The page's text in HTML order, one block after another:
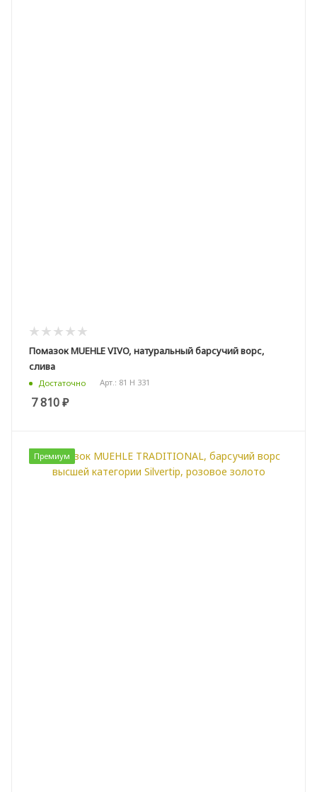
Помазок MUEHLE VIVO, натуральный барсучий ворс,
слива
Достаточно Арт.: 81 H 331
7 810₽
Премиум